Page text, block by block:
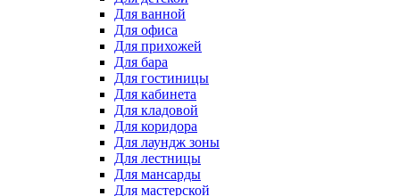
Для ванной
Для офиса
Для прихожей
Для бара
Для гостиницы
Для кабинета
Для кладовой
Для коридора
Для лаундж зоны
Для лестницы
Для мансарды
Для мастерской